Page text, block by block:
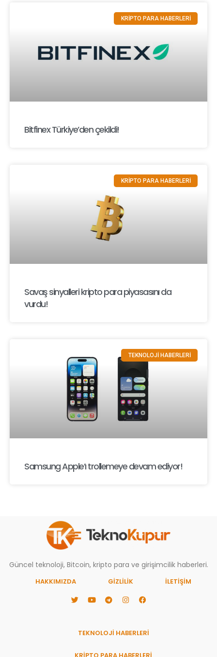
KRİPTO PARA HABERLERİ
Bitfinex Türkiye’den çekildi!
KRİPTO PARA HABERLERİ
Savaş sinyalleri kripto para piyasasını da
vurdu!
TEKNOLOJİ HABERLERİ
Samsung Apple’ı trollemeye devam ediyor!
Güncel teknoloji, Bitcoin, kripto para ve girişimcilik haberleri.
HAKKIMIZDA GIZLILIK İLETİŞİM
TEKNOLOJİ HABERLERİ
KRİPTO PARA HABERLERİ